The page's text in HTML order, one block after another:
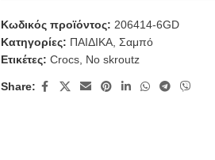
Κωδικός προϊόντος: 206414-6GD
Κατηγορίες: ΠΑΙΔΙΚΑ, Σαμπό
Ετικέτες: Crocs, No skroutz
Share: